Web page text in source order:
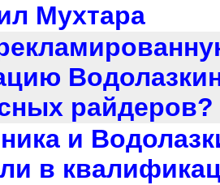
Мухтара
райдеров?
и
в